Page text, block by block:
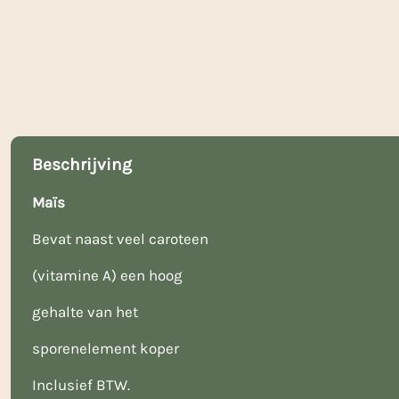
Beschrijving
Maïs
Bevat naast veel caroteen
(vitamine A) een hoog
gehalte van het
sporenelement koper
Inclusief BTW.